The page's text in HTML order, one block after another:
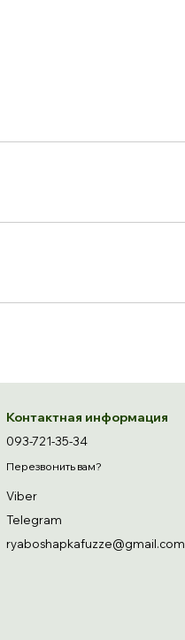
Контактная информация
093-721-35-34
Перезвонить вам?
Viber
Telegram
ryaboshapkafuzze@gmail.com